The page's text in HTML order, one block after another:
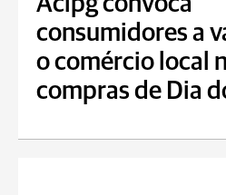
consumidores a
o comércio local
compras de Dia